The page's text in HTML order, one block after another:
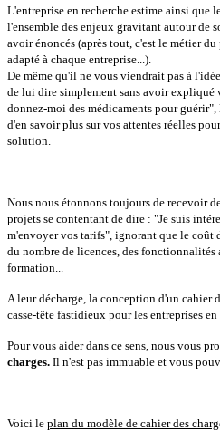
L'entreprise en recherche estime ainsi que
l'ensemble des enjeux gravitant autour de
avoir énoncés (après tout, c'est le métier
adapté à chaque entreprise...).
De même qu'il ne vous viendrait pas à
de lui dire simplement sans avoir expliqué
donnez-moi des médicaments pour
d'en savoir plus sur vos attentes réelles
solution.
Nous nous étonnons toujours de recevoir
projets se contentant de dire : "Je suis
m'envoyer vos tarifs", ignorant que le coût
du nombre de licences, des fonctionnalités
formation...
A leur décharge, la conception d'un cahier
casse-tête fastidieux pour les entreprises
Pour vous aider dans ce sens, nous vous
charges. Il n'est pas immuable et vous
Voici le plan du modèle de cahier des